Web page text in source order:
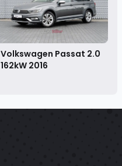
Volkswagen Passat 2.0
162kW 2016